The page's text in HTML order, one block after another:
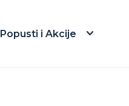
Popusti i Akcije